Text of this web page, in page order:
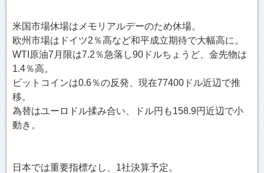
米国市場休場はメモリアルデーのため休場。
欧州市場はドイツ2％高など和平成立期待で大幅高に。
WTI原油7月限は7.2％急落し90ドルちょうど、金先物は
1.4％高。
ビットコインは0.6％の反発、現在77400ドル近辺で推
移。
為替はユーロドル揉み合い、ドル円も158.9円近辺で小
動き。
日本では重要指標なし、1社決算予定。